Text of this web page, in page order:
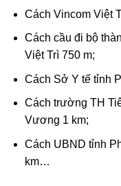
Cách Vincom Việt
Cách cầu đi bộ
Việt Trì 750 m;
Cách Sở Y tế tỉnh
Cách trường TH
Vương 1 km;
Cách UBND tỉnh
km…